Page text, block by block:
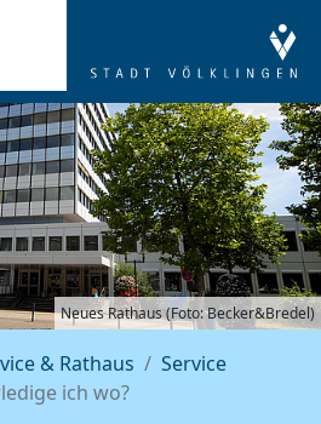
Neues Rathaus (Foto: Becker&Bredel)
& Rathaus
Service
ich wo?